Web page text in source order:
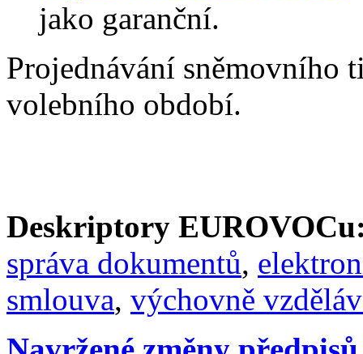
jako garanční.
Projednávání sněmovního
volebního období.
Deskriptory
správa dokumentů,
smlouva, výchovně